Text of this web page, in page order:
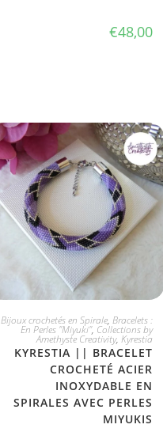
€48,00
JE L'ADOPTE
Bijoux crochetés en Spirale, Bracelets :
En Perles "Miyuki", Collections by
Amethyste Creativity, Kyrestia
KYRESTIA || BRACELET
CROCHETÉ ACIER
INOXYDABLE EN
SPIRALES AVEC PERLES
MIYUKIS